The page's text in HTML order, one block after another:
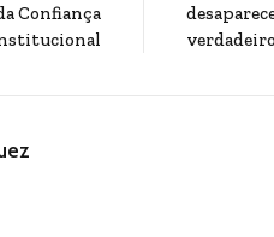
Confiança